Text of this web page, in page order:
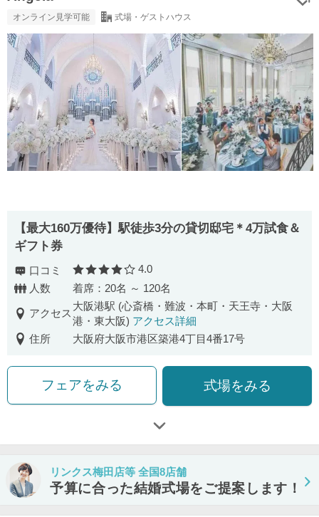
オンライン見学可能 式場・ゲストハウス
【最大160万優待】駅徒歩3分の貸切邸宅＊4万試食＆
ギフト券
口コミ 口コミ評価
4.0
人数
着席：20名 ～ 120名
アクセス
大阪港駅 (心斎橋・難波・本町・天王寺・大阪
港・東大阪) アクセス詳細
住所
大阪府大阪市港区築港4丁目4番17号
フェアをみる 式場をみる
リンクス梅田店等 全国8店舗
予算に合った結婚式場をご提案します！